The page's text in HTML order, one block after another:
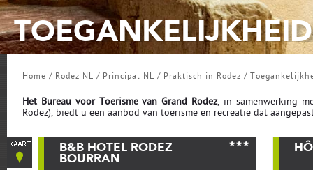
TOEGANKELIJKHEID
Home / Rodez NL / Principal NL / Praktisch in Rodez /
Het Bureau voor Toerisme van Grand Rodez, in samenwerking
Rodez), biedt u een aanbod van toerisme en recreatie dat
B&B HOTEL RODEZ
BOURRAN